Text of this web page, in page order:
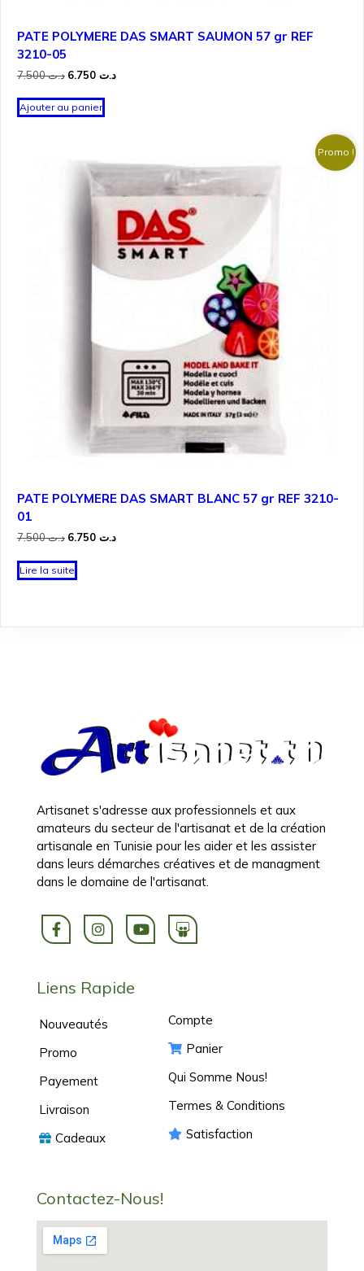
PATE POLYMERE DAS SMART SAUMON 57 gr REF
3210-05
د.ت7.500
Le
initial
était :
د.تLe
Ajouter au panier
Promo !
PATE POLYMERE DAS SMART BLANC 57 gr REF 3210-
01
د.ت7.500
Le
initial
était :
د.تLe
Lire la suite
Artisanet s'adresse aux professionnels et aux
amateurs du secteur de l'artisanat et de la création
artisanale en Tunisie pour les aider et les assister
dans leurs démarches créatives et de managment
dans le domaine de l'artisanat.
Liens Rapide
Nouveautés
Promo
Payement
Livraison
Cadeaux
Compte
Panier
Qui Somme Nous!
Termes & Conditions
Satisfaction
Contactez-Nous!